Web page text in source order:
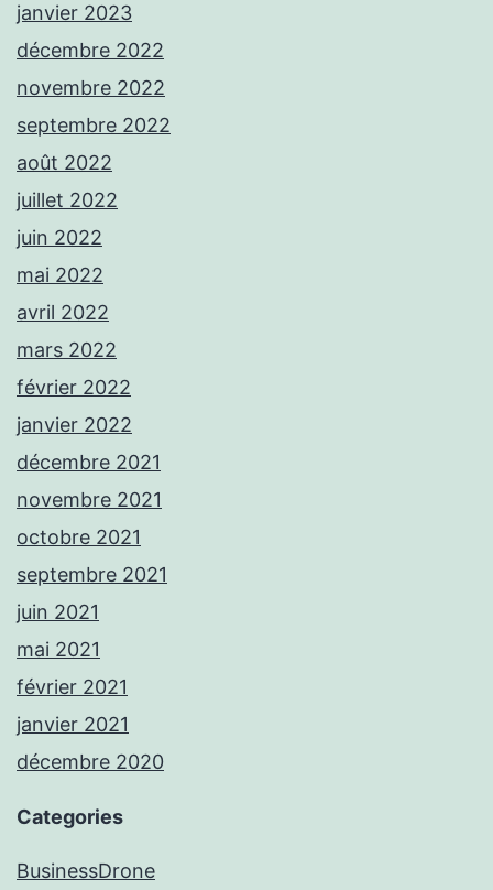
janvier 2023
décembre 2022
novembre 2022
septembre 2022
août 2022
juillet 2022
juin 2022
mai 2022
avril 2022
mars 2022
février 2022
janvier 2022
décembre 2021
novembre 2021
octobre 2021
septembre 2021
juin 2021
mai 2021
février 2021
janvier 2021
décembre 2020
Categories
BusinessDrone